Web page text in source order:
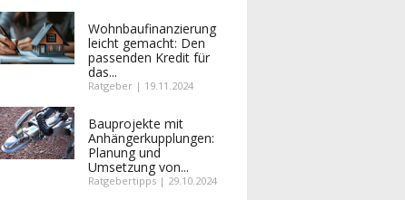
Wohnbaufinanzierung
leicht gemacht: Den
passenden Kredit für
das...
Ratgeber | 19.11.2024
Bauprojekte mit
Anhängerkupplungen:
Planung und
Umsetzung von...
Ratgebertipps | 29.10.2024